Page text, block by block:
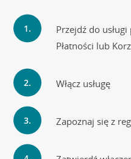
Przejdź do
Płatności lub
Włącz usługę
Zapoznaj się z